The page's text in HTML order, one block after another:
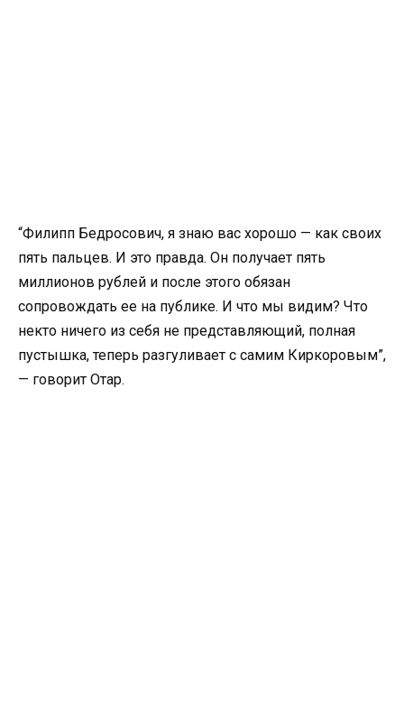
“Филипп Бедросович, я знаю вас хорошо — как своих
пять пальцев. И это правда. Он получает пять
миллионов рублей и после этого обязан
сопровождать ее на публике. И что мы видим? Что
некто ничего из себя не представляющий, полная
пустышка, теперь разгуливает с самим Киркоровым”,
— говорит Отар.